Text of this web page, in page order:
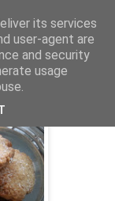
its services
user-agent are
and security
usage